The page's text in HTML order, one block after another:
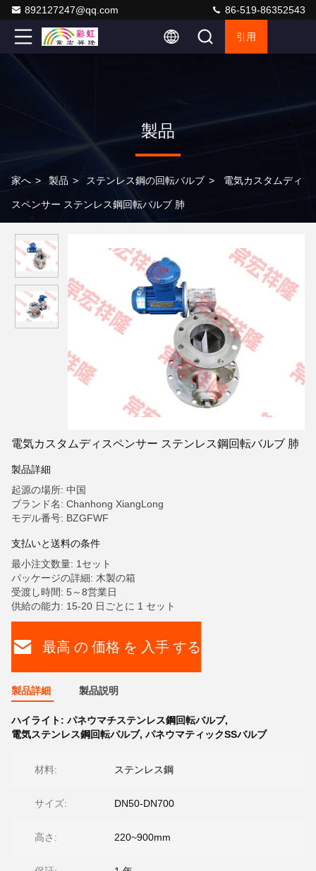
892127247@qq.com 86-519-86352543
引用
製品
家へ > 製品 > ステンレス鋼の回転バルブ > 電気カスタムディ
スペンサー ステンレス鋼回転バルブ 肺
電気カスタムディスペンサー ステンレス鋼回転バルブ 肺
製品詳細
起源の場所: 中国
ブランド名: Chanhong XiangLong
モデル番号: BZGFWF
支払いと送料の条件
最小注文数量: 1セット
パッケージの詳細: 木製の箱
受渡し時間: 5～8営業日
供給の能力: 15-20 日ごとに 1 セット
最高 の 価格 を 入手 する
製品詳細 製品説明
ハイライト: パネウマチステンレス鋼回転バルブ,
電気ステンレス鋼回転バルブ, パネウマティックSSバルブ
材料: ステンレス鋼
サイズ: DN50-DN700
高さ: 220~900mm